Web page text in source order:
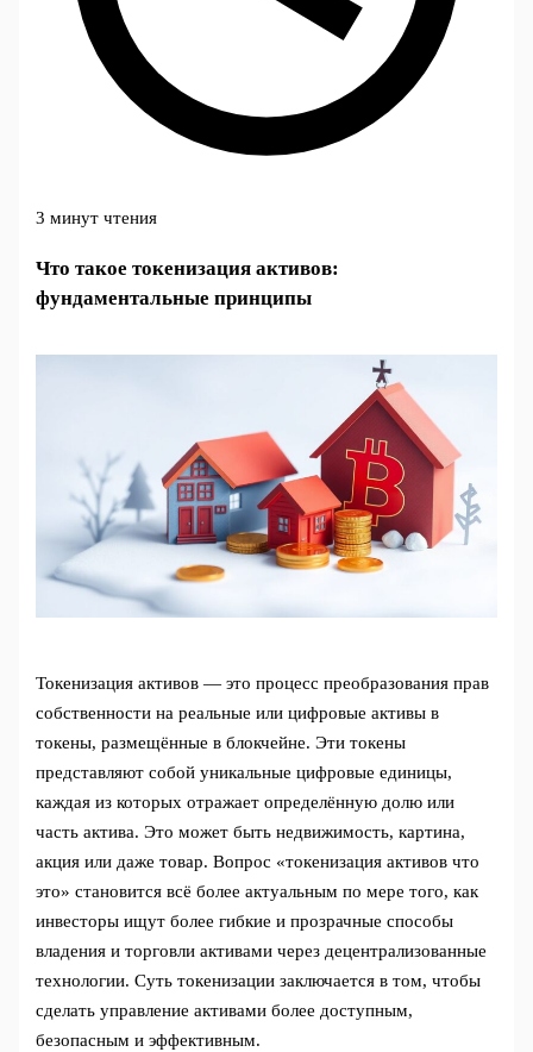
3 минут чтения
Что такое токенизация активов:
фундаментальные принципы
Токенизация активов — это процесс преобразования прав
собственности на реальные или цифровые активы в
токены, размещённые в блокчейне. Эти токены
представляют собой уникальные цифровые единицы,
каждая из которых отражает определённую долю или
часть актива. Это может быть недвижимость, картина,
акция или даже товар. Вопрос «токенизация активов что
это» становится всё более актуальным по мере того, как
инвесторы ищут более гибкие и прозрачные способы
владения и торговли активами через децентрализованные
технологии. Суть токенизации заключается в том, чтобы
сделать управление активами более доступным,
безопасным и эффективным.